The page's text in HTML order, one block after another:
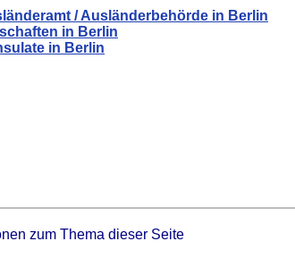
/ Ausländerbehörde in Berlin
in Berlin
in Berlin
zum Thema dieser Seite